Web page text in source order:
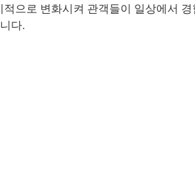
으로 변화시켜 관객들이 일상에서 경
다.